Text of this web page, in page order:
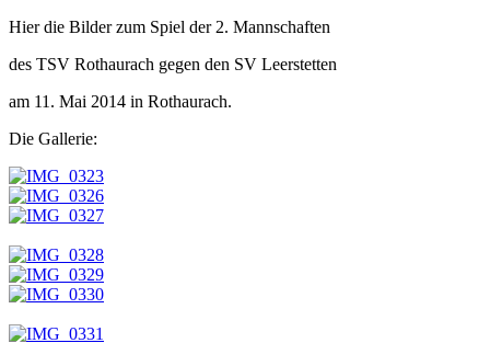
Hier die Bilder zum Spiel der 2. Mannschaften
des TSV Rothaurach gegen den SV Leerstetten
am 11. Mai 2014 in Rothaurach.
Die Gallerie: